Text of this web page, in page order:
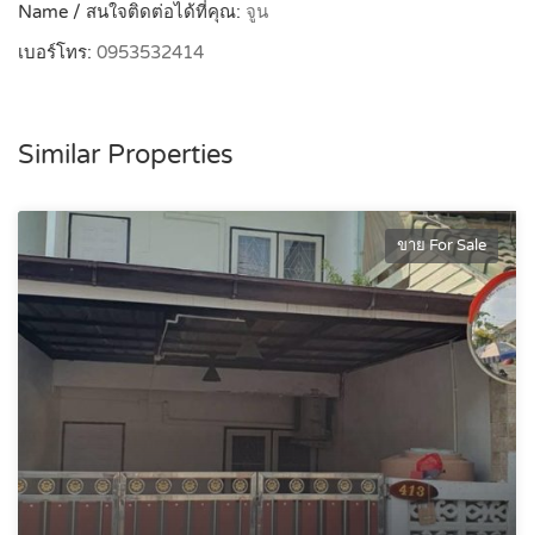
Name / สนใจติดต่อได้ที่คุณ: จูน
เบอร์โทร: 0953532414
Similar Properties
ขาย For Sale